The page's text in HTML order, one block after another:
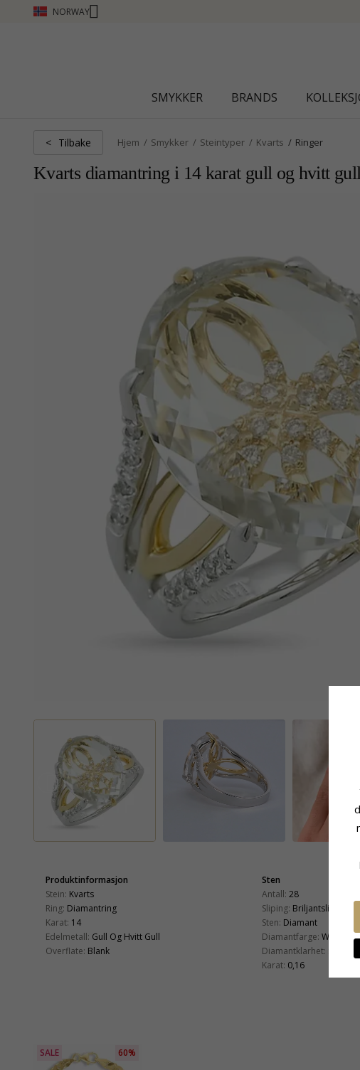
NORWAY
SMYKKER BRANDS
< Tilbake Hjem Smykker Steintyper Kvarts Ringer
Kvarts diamantring i 14 karat gull og hvitt
Produktinformasjon
Stein: Kvarts
Ring: Diamantring
Karat: 14
Edelmetall: Gull Og Hvitt Gull
Overflate: Blank
Sten
Antall: 28
Sliping: Briljantslipt
Sten: Diamant
Diamantfarge:
Diamantklarhet:
Karat: 0,16
SALE 60%